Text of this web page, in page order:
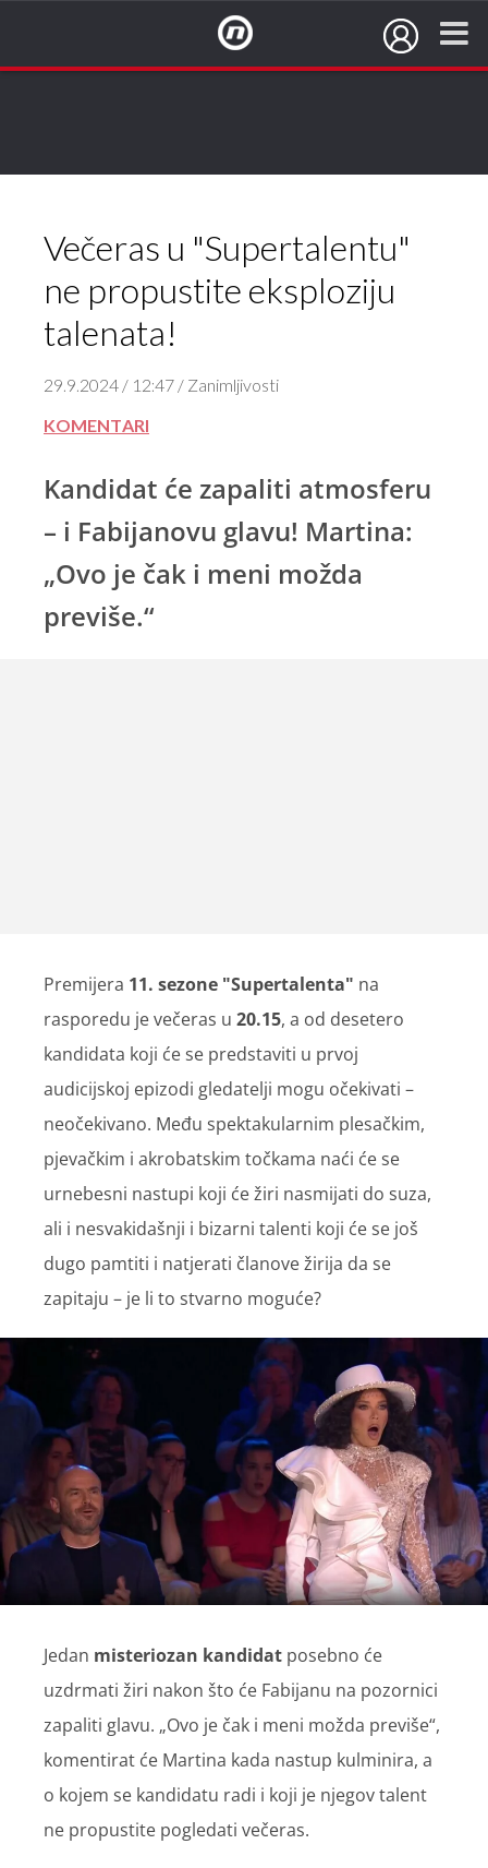
Večeras u "Supertalentu"
ne propustite eksploziju
talenata!
29.9.2024 / 12:47 / Zanimljivosti
KOMENTARI
Kandidat će zapaliti atmosferu
– i Fabijanovu glavu! Martina:
„Ovo je čak i meni možda
previše.“
Premijera 11. sezone "Supertalenta" na
rasporedu je večeras u 20.15, a od desetero
kandidata koji će se predstaviti u prvoj
audicijskoj epizodi gledatelji mogu očekivati –
neočekivano. Među spektakularnim plesačkim,
pjevačkim i akrobatskim točkama naći će se
urnebesni nastupi koji će žiri nasmijati do suza,
ali i nesvakidašnji i bizarni talenti koji će se još
dugo pamtiti i natjerati članove žirija da se
zapitaju – je li to stvarno moguće?
Jedan misteriozan kandidat posebno će
uzdrmati žiri nakon što će Fabijanu na pozornici
zapaliti glavu. „Ovo je čak i meni možda previše“,
komentirat će Martina kada nastup kulminira, a
o kojem se kandidatu radi i koji je njegov talent
ne propustite pogledati večeras.